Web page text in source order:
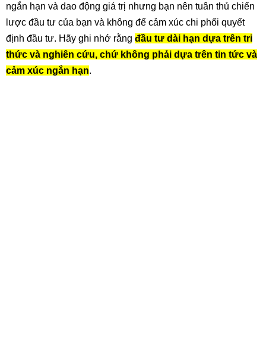
ngắn hạn và dao động giá trị nhưng bạn nên tuân thủ chiến
lược đầu tư của bạn và không để cảm xúc chi phối quyết
định đầu tư. Hãy ghi nhớ rằng đầu tư dài hạn dựa trên tri
thức và nghiên cứu, chứ không phải dựa trên tin tức và
cảm xúc ngắn hạn.